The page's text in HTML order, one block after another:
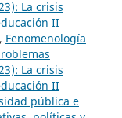
La crisis
II
Fenomenología
La crisis
II
pública e